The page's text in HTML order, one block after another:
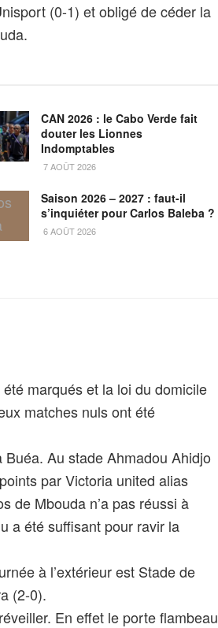
(0-1) et obligé de céder la
CAN 2026 : le Cabo Verde fait
douter les Lionnes
Indomptables
7 AOÛT 2026
Saison 2026 – 2027 : faut-il
s’inquiéter pour Carlos Baleba ?
6 AOÛT 2026
marqués et la loi du domicile
matches nuls ont été
Au stade Ahmadou Ahidjo
par Victoria united alias
de Mbouda n’a pas réussi à
a été suffisant pour ravir la
à l’extérieur est Stade de
(2-0).
En effet le porte flambeau